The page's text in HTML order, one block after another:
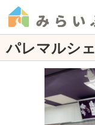
パレマルシ